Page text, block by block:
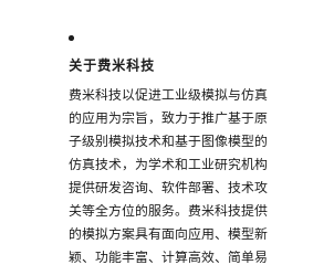
关于费米科技
费米科技以促进工业级模拟与仿真
的应用为宗旨，致力于推广基于原
子级别模拟技术和基于图像模型的
仿真技术，为学术和工业研究机构
提供研发咨询、软件部署、技术攻
关等全方位的服务。费米科技提供
的模拟方案具有面向应用、模型新
颖、功能丰富、计算高效、简单易